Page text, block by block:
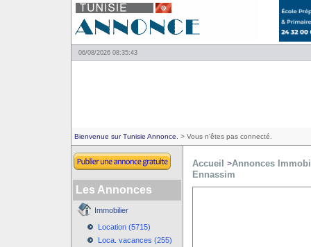
06/08/2026 08:35:43
Bienvenue sur Tunisie Annonce. > Vous n'êtes pas connecté.
Les Annonces
Immobilier
Location (5715)
Loca. vacances (255)
Accueil >Annonces
Ennassim